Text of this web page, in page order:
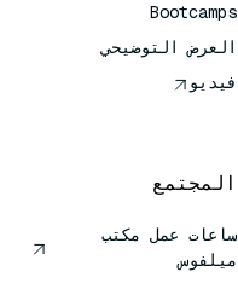
Bootcamps
العرض التوضيحي
فيديو
المجتمع
ساعات عمل مكتب
ميلفوس